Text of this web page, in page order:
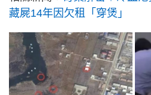
藏屍14年因欠租「穿煲」